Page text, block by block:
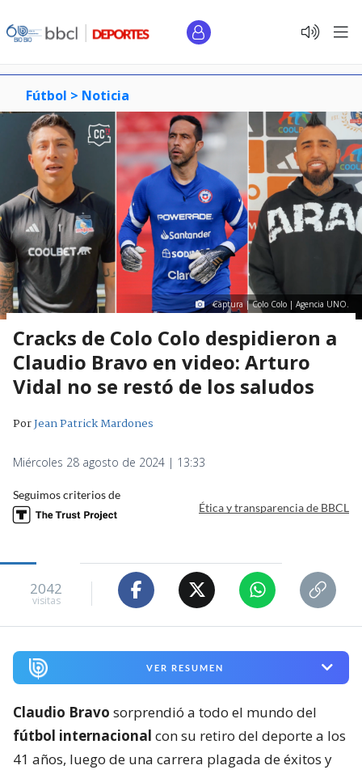
Fútbol > Noticia
Captura | Colo Colo | Agencia UNO.
Cracks de Colo Colo despidieron a
Claudio Bravo en video: Arturo
Vidal no se restó de los saludos
PorJean Patrick Mardones
Miércoles 28 agosto de 2024 | 13:33
Seguimos criterios de
Ética y transparencia de BBCL
2042
visitas
VER RESUMEN
Claudio Bravo sorprendió a todo el mundo del
fútbol internacional con su retiro del deporte a los
41 años, luego de una carrera plagada de éxitos y